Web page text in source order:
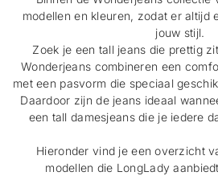
modellen en kleuren, zodat er altijd
jouw stijl.
Zoek je een tall jeans die prettig
Wonderjeans combineren een
met een pasvorm die speciaal
Daardoor zijn de jeans ideaal
een tall damesjeans die je iedere
Hieronder vind je een overzicht
modellen die LongLady